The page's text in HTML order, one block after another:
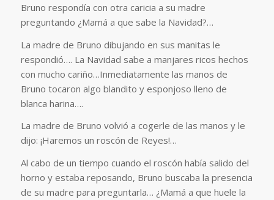
Bruno respondía con otra caricia a su madre
preguntando ¿Mamá a que sabe la Navidad?…
La madre de Bruno dibujando en sus manitas le
respondió…. La Navidad sabe a manjares ricos hechos
con mucho cariño…Inmediatamente las manos de
Bruno tocaron algo blandito y esponjoso lleno de
blanca harina….
La madre de Bruno volvió a cogerle de las manos y le
dijo: ¡Haremos un roscón de Reyes!…
Al cabo de un tiempo cuando el roscón había salido del
horno y estaba reposando, Bruno buscaba la presencia
de su madre para preguntarla… ¿Mamá a que huele la